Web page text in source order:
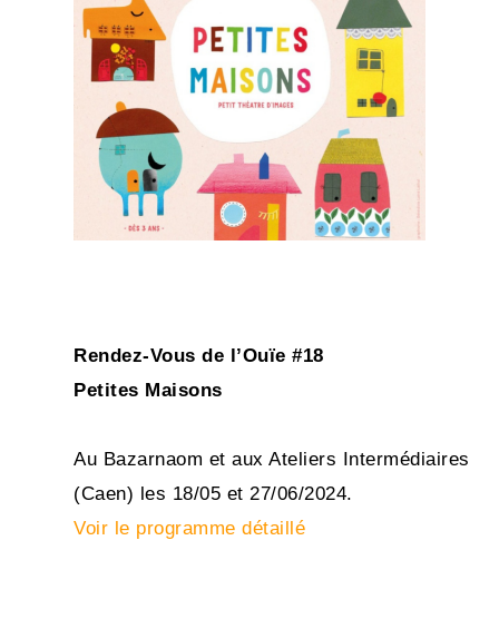
Rendez-Vous de l’Ouïe #18
Petites Maisons
Au Bazarnaom et aux Ateliers Intermédiaires
(Caen) les 18/05 et 27/06/2024.
Voir le programme détaillé